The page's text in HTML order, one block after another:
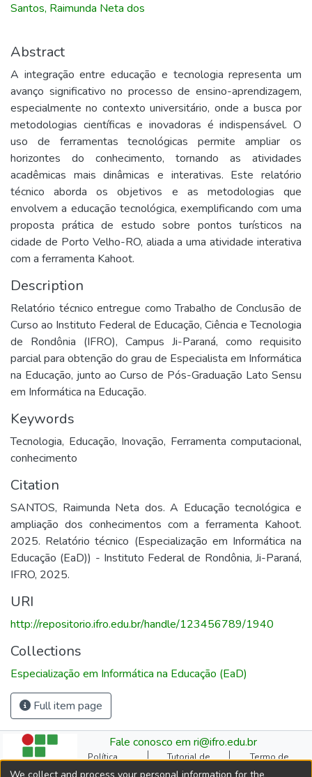
Santos, Raimunda Neta dos
Abstract
A integração entre educação e tecnologia representa um
avanço significativo no processo de ensino-aprendizagem,
especialmente no contexto universitário, onde a busca por
metodologias científicas e inovadoras é indispensável. O
uso de ferramentas tecnológicas permite ampliar os
horizontes do conhecimento, tornando as atividades
acadêmicas mais dinâmicas e interativas. Este relatório
técnico aborda os objetivos e as metodologias que
envolvem a educação tecnológica, exemplificando com uma
proposta prática de estudo sobre pontos turísticos na
cidade de Porto Velho-RO, aliada a uma atividade interativa
com a ferramenta Kahoot.
Description
Relatório técnico entregue como Trabalho de Conclusão de
Curso ao Instituto Federal de Educação, Ciência e Tecnologia
de Rondônia (IFRO), Campus Ji-Paraná, como requisito
parcial para obtenção do grau de Especialista em Informática
na Educação, junto ao Curso de Pós-Graduação Lato Sensu
em Informática na Educação.
Keywords
Tecnologia, Educação, Inovação, Ferramenta computacional,
conhecimento
Citation
SANTOS, Raimunda Neta dos. A Educação tecnológica e
ampliação dos conhecimentos com a ferramenta Kahoot.
2025. Relatório técnico (Especialização em Informática na
Educação (EaD)) - Instituto Federal de Rondônia, Ji-Paraná,
IFRO, 2025.
URI
http://repositorio.ifro.edu.br/handle/123456789/1940
Collections
Especialização em Informática na Educação (EaD)
Full item page
Fale conosco em ri@ifro.edu.br
Política
Institucional do RI
Tutorial de
Submissão
Termo de
Autorização